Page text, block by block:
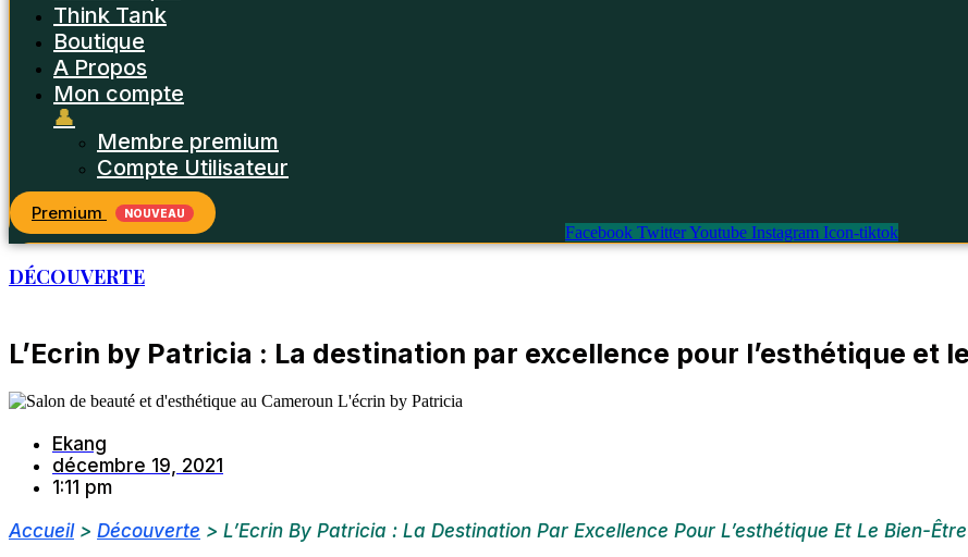
Think Tank
Boutique
A Propos
Mon compte
👤
Membre premium
Compte Utilisateur
Premium NOUVEAU
Facebook TwitterYoutube Instagram Icon-tiktok
DÉCOUVERTE
L’Ecrin by Patricia : La destination par excellence pour l’esthétique et
Ekang
décembre 19, 2021
1:11 pm
Accueil> Découverte > L’Ecrin By Patricia : La Destination Par Excellence Pour L’esthétique Et Le Bien-